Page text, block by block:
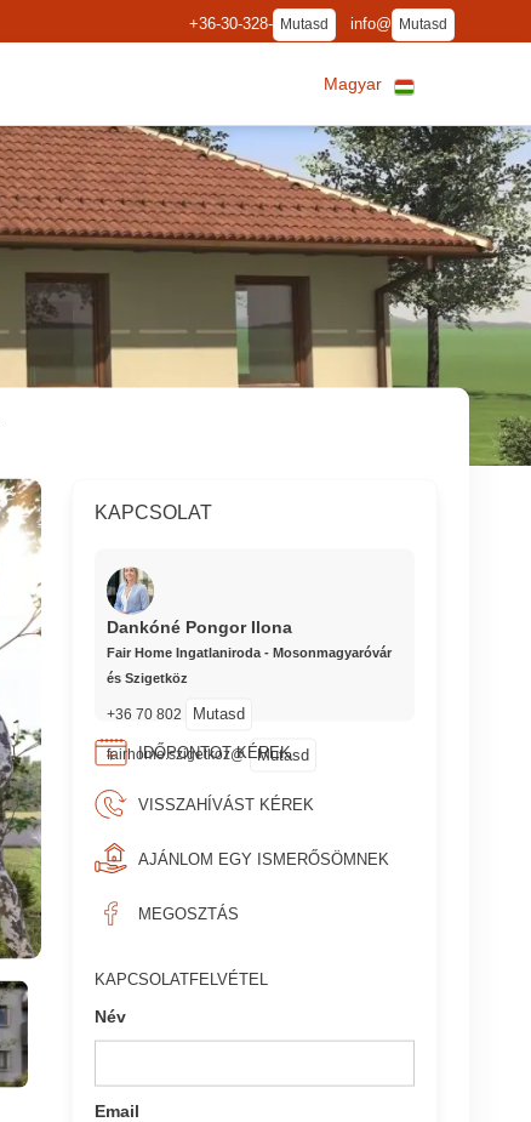
+36-30-328- Mutasd info@ Mutasd
Magyar
KAPCSOLAT
Dankóné Pongor Ilona
Fair Home Ingatlaniroda - Mosonmagyaróvár
és Szigetköz
+36 70 802 Mutasd
fairhome.szigetkoz@ Mutasd
IDŐPONTOT KÉREK
VISSZAHÍVÁST KÉREK
AJÁNLOM EGY ISMERŐSÖMNEK
MEGOSZTÁS
KAPCSOLATFELVÉTEL
Név
Email